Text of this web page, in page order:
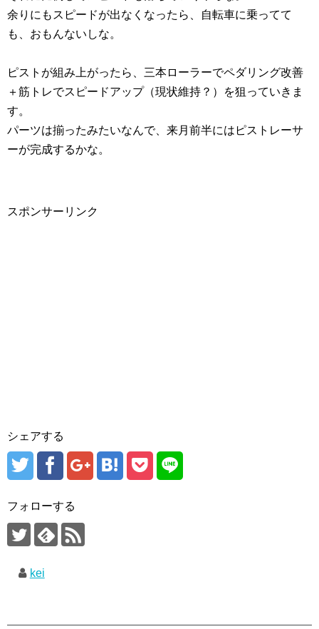
余りにもスピードが出なくなったら、自転車に乗ってて
も、おもんないしな。
ピストが組み上がったら、三本ローラーでペダリング改善
＋筋トレでスピードアップ（現状維持？）を狙っていきま
す。
パーツは揃ったみたいなんで、来月前半にはピストレーサ
ーが完成するかな。
スポンサーリンク
シェアする
フォローする
kei